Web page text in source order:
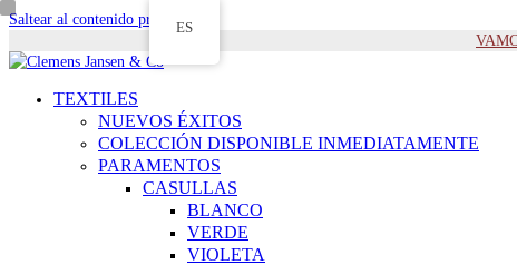
Saltear al contenido principal
TEXTILES
NUEVOS ÉXITOS
COLECCIÓN DISPONIBLE INMEDIATAMENTE
PARAMENTOS
CASULLAS
BLANCO
VERDE
VIOLETA
ES